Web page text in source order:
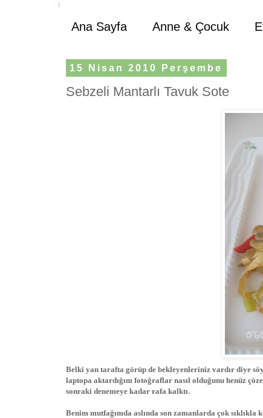
Ana Sayfa Anne & Çocuk
15 Nisan 2010 Perşembe
Sebzeli Mantarlı Tavuk Sote
Belki yan tarafta görüp de bekleyenleriniz vardır diye
laptopa aktardığım fotoğraflar nasıl olduğunu henüz
sonraki denemeye kadar rafa kalktı.
Benim mutfağımda aslında son zamanlarda çok sıklıkla